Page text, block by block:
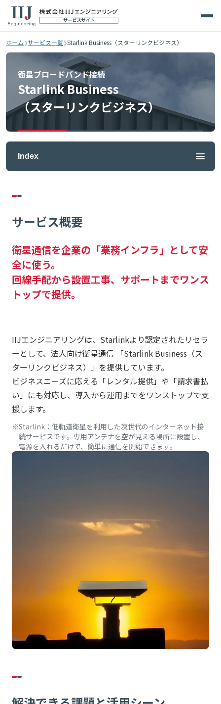
ホーム›サービス一覧›Starlink Business（スターリンクビジネス）
衛星ブロードバンド接続
Starlink Business
（スターリンクビジネス）
Index
サービス概要
衛星通信を企業の「業務インフラ」として安
全に使う。
回線手配から設置工事、サポートまでワンス
トップで提供。
IIJエンジニアリングは、Starlinkより認定されたリセラ
ーとして、法人向け衛星通信 「Starlink Business（ス
ターリンクビジネス）」を提供しています。
ビジネスニーズに応える「レンタル提供」や「請求書払
い」にも対応し、導入から運用までをワンストップで支
援します。
Starlink：低軌道衛星を利用した次世代のインターネット接
続サービスです。専用アンテナを空が見える場所に設置し、
電源を入れるだけで、簡単に通信を開始できます。